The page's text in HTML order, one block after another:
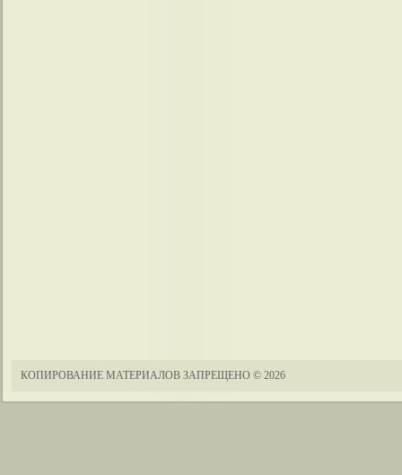
КОПИРОВАНИЕ МАТЕРИАЛОВ ЗАПРЕЩЕНО © 2026